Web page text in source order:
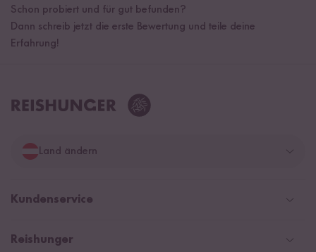
Schon probiert und für gut befunden?
Dann schreib jetzt die erste Bewertung und teile deine
Erfahrung!
Land ändern
Deutschland
Kundenservice
Help Center und FAQ
Reishunger